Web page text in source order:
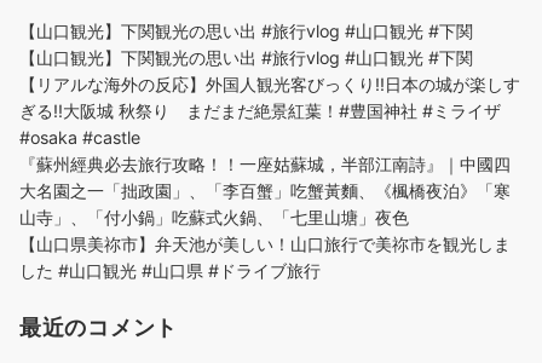
【山口観光】下関観光の思い出 #旅行vlog #山口観光 #下関
【山口観光】下関観光の思い出 #旅行vlog #山口観光 #下関
【リアルな海外の反応】外国人観光客びっくり!!日本の城が楽しす
ぎる!!大阪城 秋祭り まだまだ絶景紅葉！#豊国神社 #ミライザ
#osaka #castle
『蘇州經典必去旅行攻略！！一座姑蘇城，半部江南詩』｜中國四
大名園之一「拙政園」、「李百蟹」吃蟹黃麵、《楓橋夜泊》「寒
山寺」、「付小鍋」吃蘇式火鍋、「七里山塘」夜色
【山口県美祢市】弁天池が美しい！山口旅行で美祢市を観光しま
した #山口観光 #山口県 #ドライブ旅行
最近のコメント